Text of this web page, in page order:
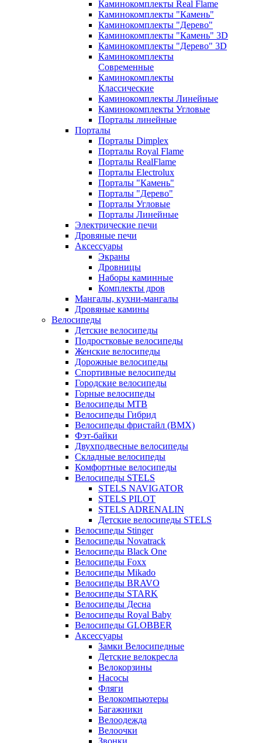
Каминокомплекты Real Flame
Каминокомплекты "Камень"
Каминокомплекты "Дерево"
Каминокомплекты "Камень" 3D
Каминокомплекты "Дерево" 3D
Каминокомплекты
Современные
Каминокомплекты
Классические
Каминокомплекты Линейные
Каминокомплекты Угловые
Порталы линейные
Порталы
Порталы Dimplex
Порталы Royal Flame
Порталы RealFlame
Порталы Electrolux
Порталы "Камень"
Порталы "Дерево"
Порталы Угловые
Порталы Линейные
Электрические печи
Дровяные печи
Аксессуары
Экраны
Дровницы
Наборы каминные
Комплекты дров
Мангалы, кухни-мангалы
Дровяные камины
Велосипеды
Детские велосипеды
Подростковые велосипеды
Женские велосипеды
Дорожные велосипеды
Спортивные велосипеды
Городские велосипеды
Горные велосипеды
Велосипеды MTB
Велосипеды Гибрид
Велосипеды фристайл (BMX)
Фэт-байки
Двухподвесные велосипеды
Складные велосипеды
Комфортные велосипеды
Велосипеды STELS
STELS NAVIGATOR
STELS PILOT
STELS ADRENALIN
Детские велосипеды STELS
Велосипеды Stinger
Велосипеды Novatrack
Велосипеды Black One
Велосипеды Foxx
Велосипеды Mikado
Велосипеды BRAVO
Велосипеды STARK
Велосипеды Десна
Велосипеды Royal Baby
Велосипеды GLOBBER
Аксессуары
Замки Велосипедные
Детские велокресла
Велокорзины
Насосы
Фляги
Велокомпьютеры
Багажники
Велоодежда
Велоочки
Звонки